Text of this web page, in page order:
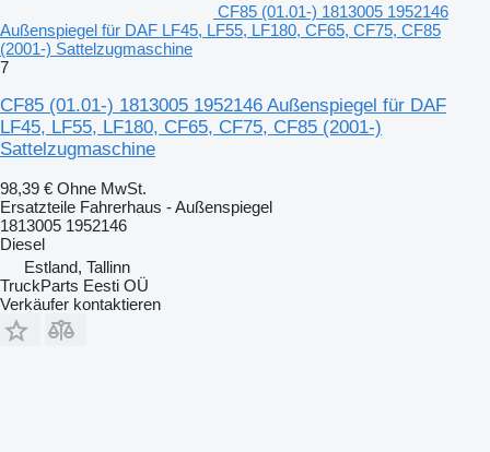
CF85 (01.01-) 1813005 1952146
Außenspiegel für DAF LF45, LF55, LF180, CF65, CF75, CF85
(2001-) Sattelzugmaschine
7
CF85 (01.01-) 1813005 1952146 Außenspiegel für DAF
LF45, LF55, LF180, CF65, CF75, CF85 (2001-)
Sattelzugmaschine
98,39 € Ohne MwSt.
Ersatzteile Fahrerhaus - Außenspiegel
1813005 1952146
Diesel
Estland, Tallinn
TruckParts Eesti OÜ
Verkäufer kontaktieren